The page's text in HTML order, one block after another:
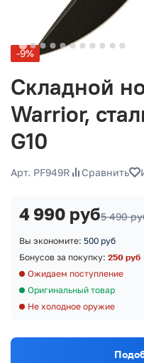
-9%
Складной
Warrior,
G10
Арт. PF949R Сравнить
4 990 руб5 490
Вы экономите: 500 руб
Бонусов за покупку: 250 руб
Ожидаем поступление
Оригинальный товар
Не холодное оружие